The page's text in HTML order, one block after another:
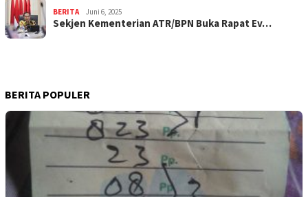
BERITA Juni 6, 2025
Sekjen Kementerian ATR/BPN Buka Rapat Ev…
BERITA POPULER